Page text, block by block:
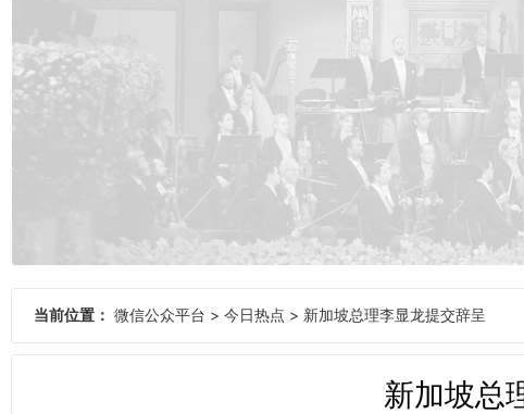
当前位置： 微信公众平台 > 今日热点 > 新加坡总理李显龙提交辞呈
新加坡总